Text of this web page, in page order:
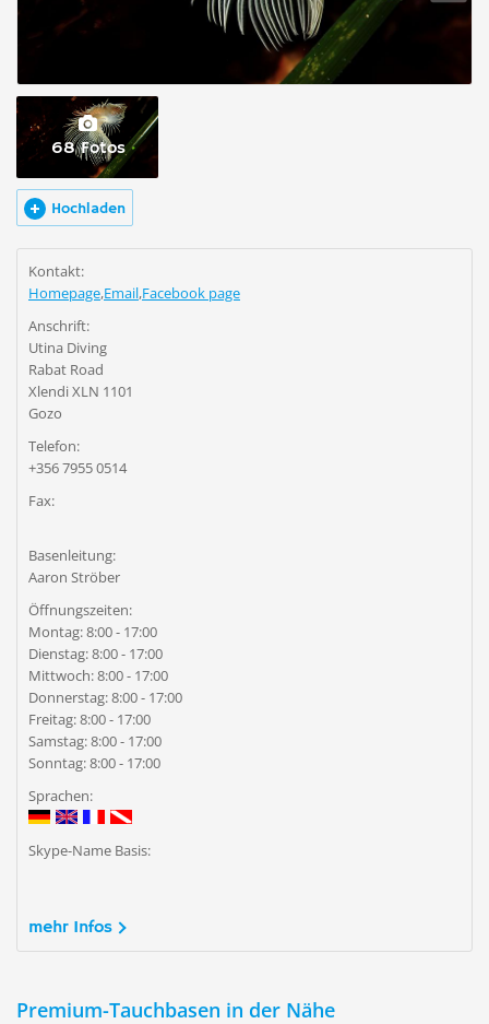
68 Fotos
Hochladen
Kontakt:
Homepage,Email,Facebook page
Anschrift:
Utina Diving
Rabat Road
Xlendi XLN 1101
Gozo
Telefon:
+356 7955 0514
Fax:
Basenleitung:
Aaron Ströber
Öffnungszeiten:
Montag: 8:00 - 17:00
Dienstag: 8:00 - 17:00
Mittwoch: 8:00 - 17:00
Donnerstag: 8:00 - 17:00
Freitag: 8:00 - 17:00
Samstag: 8:00 - 17:00
Sonntag: 8:00 - 17:00
Sprachen:
Skype-Name Basis:
mehr Infos
Premium-Tauchbasen in der Nähe